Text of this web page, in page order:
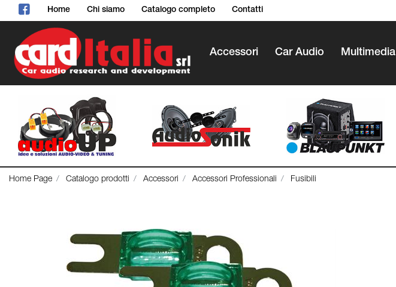
Home Chi siamo Catalogo completo Contatti
Accessori Car Audio Multimedia
Home Page Catalogo prodotti Accessori Accessori Professionali Fusibili